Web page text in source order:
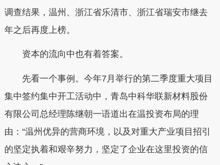
调查结果，温州、浙江省乐清市、浙江省瑞安市继去
年之后再度上榜。
资本的流向中也有着答案。
先看一个事例。今年7月举行的第二季度重大项目
集中签约集中开工活动中，青岛中科华联新材料股份
有限公司总经理陈继朝一语道出在温投资布局的理
由：“温州优异的营商环境，以及对重大产业项目招引
的坚定执着和艰辛努力，坚定了企业在这里投资的信